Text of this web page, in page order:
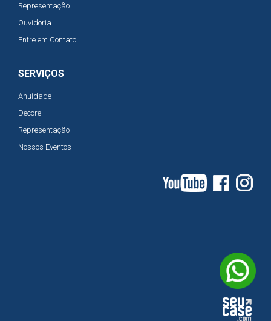
Representação
Ouvidoria
Entre em Contato
SERVIÇOS
Anuidade
Decore
Representação
Nossos Eventos